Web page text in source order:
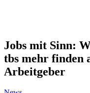
Jobs mit Sinn:
tbs mehr finden
Arbeitgeber